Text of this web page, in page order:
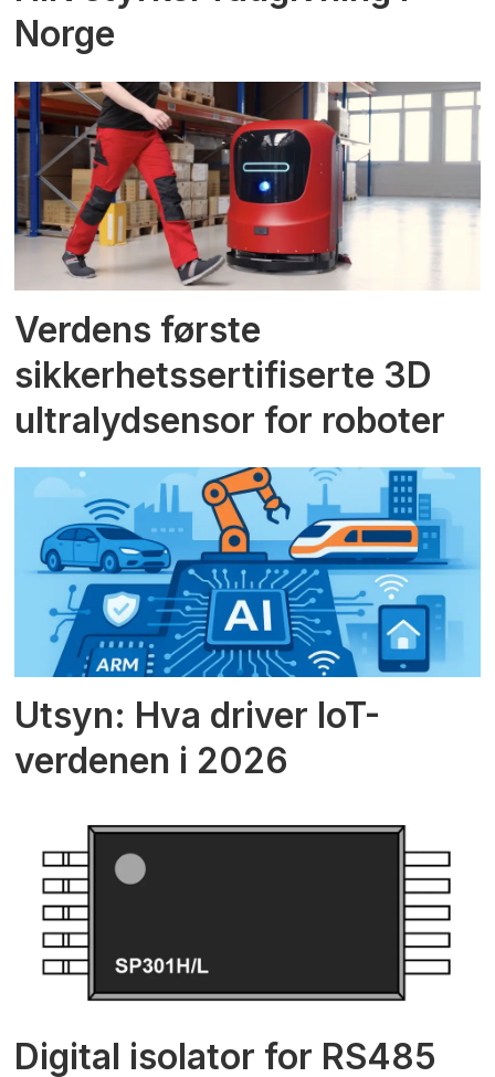
Norge
Verdens første
sikkerhetssertifiserte 3D
ultralydsensor for roboter
Utsyn: Hva driver IoT-
verdenen i 2026
Digital isolator for RS485